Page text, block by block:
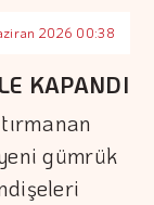
2026 00:38
KAPANDI
gümrük